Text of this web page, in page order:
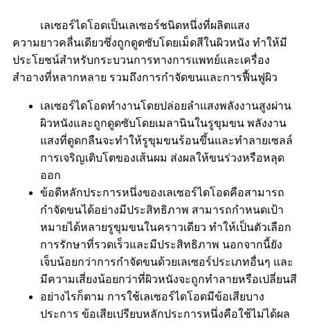
เลเซอร์ไดโอดเป็นเลเซอร์ชนิดหนึ่งที่ผลิตแสง
ความยาวคลื่นเดียวซึ่งถูกดูดซับโดยเม็ดสีในผิวหนัง ทำให้มี
ประโยชน์สำหรับกระบวนการทางการแพทย์และเครื่อง
สำอางที่หลากหลาย รวมถึงการกำจัดขนและการฟื้นฟูผิว
เลเซอร์ไดโอดทำงานโดยปล่อยลำแสงพลังงานสูงผ่าน
ผิวหนังและถูกดูดซับโดยเมลานินในรูขุมขน พลังงาน
แสงที่ดูดกลืนจะทำให้รูขุมขนร้อนขึ้นและทำลายเซลล์
การเจริญเติบโตของเส้นผม ส่งผลให้ขนร่วงหรือหลุด
ออก
ข้อดีหลักประการหนึ่งของเลเซอร์ไดโอดคือสามารถ
กำจัดขนได้อย่างมีประสิทธิภาพ สามารถกำหนดเป้า
หมายได้หลายรูขุมขนในคราวเดียว ทำให้เป็นตัวเลือก
การรักษาที่รวดเร็วและมีประสิทธิภาพ นอกจากนี้ยัง
เจ็บน้อยกว่าการกำจัดขนด้วยเลเซอร์ประเภทอื่นๆ และ
มีความเสี่ยงน้อยกว่าที่ผิวหนังจะถูกทำลายหรือเปลี่ยนสี
อย่างไรก็ตาม การใช้เลเซอร์ไดโอดมีข้อเสียบาง
ประการ ข้อเสียเปรียบหลักประการหนึ่งคือใช้ไม่ได้ผล